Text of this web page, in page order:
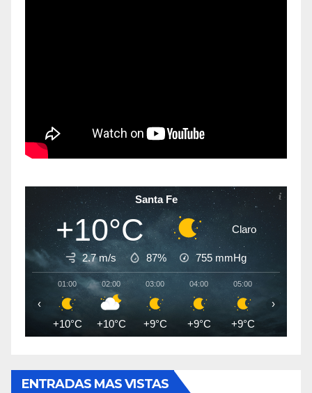
Santa Fe
+10°C Claro
2.7 m/s 87% 755 mmHg
01:00
+10°C
02:00
+10°C
03:00
+9°C
04:00
+9°C
05:00
+9°C +9°C
‹ ›
ENTRADAS MAS VISTAS